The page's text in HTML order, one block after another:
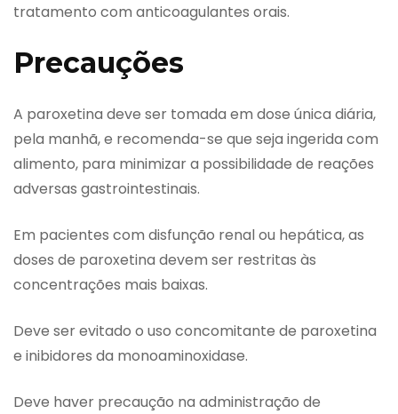
tratamento com anticoagulantes orais.
Precauções
A paroxetina deve ser tomada em dose única diária,
pela manhã, e recomenda-se que seja ingerida com
alimento, para minimizar a possibilidade de reações
adversas gastrointestinais.
Em pacientes com disfunção renal ou hepática, as
doses de paroxetina devem ser restritas às
concentrações mais baixas.
Deve ser evitado o uso concomitante de paroxetina
e inibidores da monoaminoxidase.
Deve haver precaução na administração de